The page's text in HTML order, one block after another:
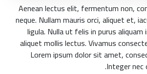
Aenean lectus elit, fermentum non,
neque. Nullam mauris orci, aliquet et,
ligula. Nulla ut felis in purus
aliquet mollis lectus. Vivamus
Lorem ipsum dolor sit amet,
Integer nec